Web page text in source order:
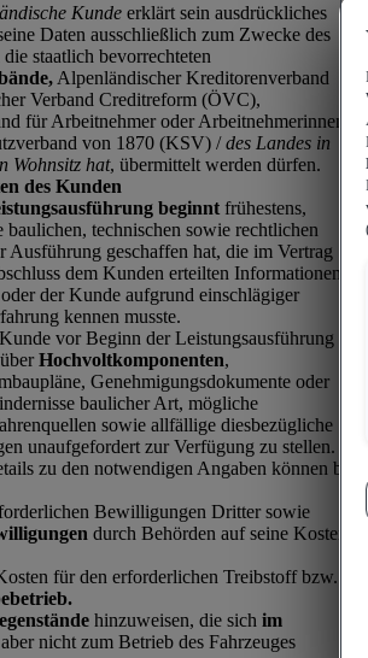
Kunde erklärt sein ausdrückliches
Daten ausschließlich zum Zwecke des
staatlich bevorrechteten
Alpenländischer Kreditorenverband
Verband Creditreform (ÖVC),
für Arbeitnehmer oder Arbeitnehmerinnen
von 1870 (KSV) /des Landes in
Wohnsitz hat, übermittelt werden dürfen.
des Kunden
beginnt frühestens,
baulichen, technischen sowie rechtlichen
Ausführung geschaffen hat, die im Vertrag
dem Kunden erteilten Informationen
der Kunde aufgrund einschlägiger
kennen musste.
vor Beginn der Leistungsausführung
Hochvoltkomponenten,
Genehmigungsdokumente oder
baulicher Art, mögliche
sowie allfällige diesbezügliche
unaufgefordert zur Verfügung zu stellen.
zu den notwendigen Angaben können bei
Bewilligungen Dritter sowie
durch Behörden auf seine Kosten
für den erforderlichen Treibstoff bzw.
hinzuweisen, die sich im
nicht zum Betrieb des Fahrzeuges